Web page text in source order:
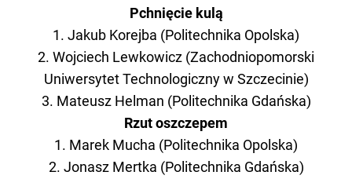
Pchnięcie kulą
1. Jakub Korejba (Politechnika Opolska)
2. Wojciech Lewkowicz (Zachodniopomorski
Uniwersytet Technologiczny w Szczecinie)
3. Mateusz Helman (Politechnika Gdańska)
Rzut oszczepem
1. Marek Mucha (Politechnika Opolska)
2. Jonasz Mertka (Politechnika Gdańska)